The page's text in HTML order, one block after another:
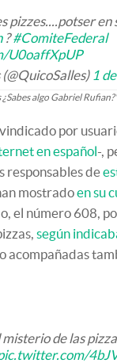
pizzes....potser en
?#ComiteFederal
U0oaffXpUP
1
algo Gabriel
por
en español-,
responsables de
mostradoen su
el número 608,
según
acompañadas
de las